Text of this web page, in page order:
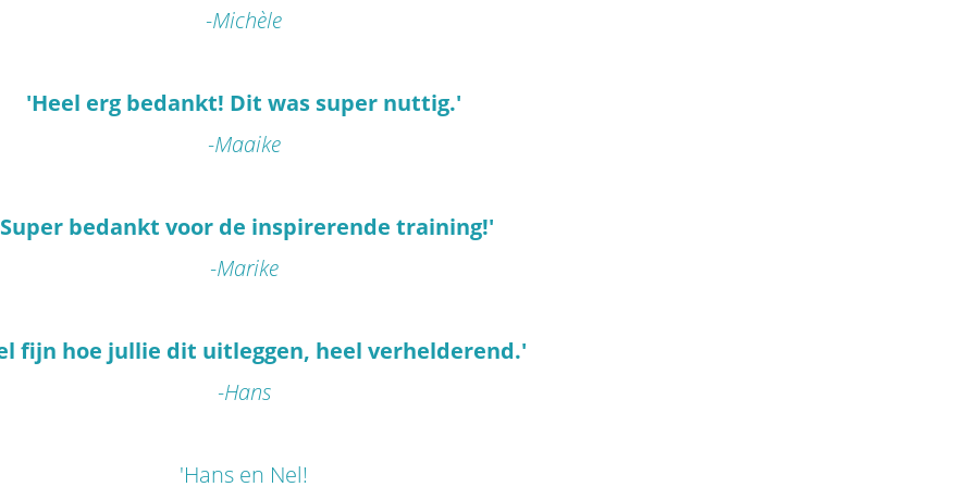
-Michèle
'Heel erg bedankt! Dit was super nuttig.'
-Maaike
bedankt voor de inspirerende training!'
-Marike
fijn hoe jullie dit uitleggen, heel verhelderend.'
-Hans
'Hans en Nel!